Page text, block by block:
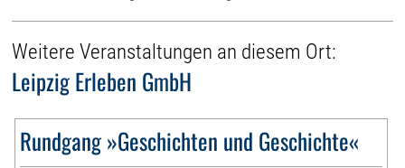
Weitere Veranstaltungen an diesem Ort:
Leipzig Erleben GmbH
Rundgang »Geschichten und Geschichte«